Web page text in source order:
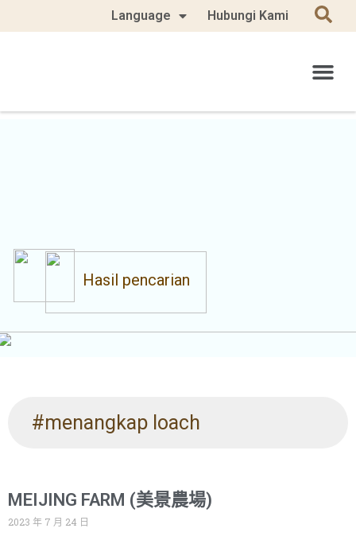
Language Hubungi Kami
Hasil pencarian
#menangkap loach
MEIJING FARM (美景農場)
2023 年 7 月 24 日